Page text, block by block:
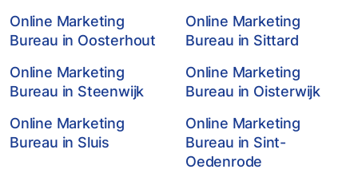
Online Marketing
Bureau in Oosterhout
Online Marketing
Bureau in Sittard
Online Marketing
Bureau in Steenwijk
Online Marketing
Bureau in Oisterwijk
Online Marketing
Bureau in Sluis
Online Marketing
Bureau in Sint-
Oedenrode